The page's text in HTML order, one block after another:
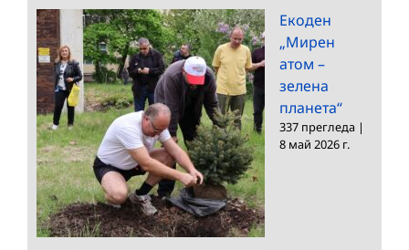
Екоден
„Мирен
атом –
зелена
планета“
337 прегледа |
8 май 2026 г.